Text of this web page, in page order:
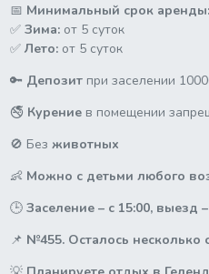
📅 Минимальный срок аренды:
✅ Зима:от 5 суток
✅ Лето:от 5 суток
🔑 Депозитпри заселении
🚭 Курениев помещении
🚫 Без животных
👶 Можно с детьми любого
🕒 Заселение – с 15:00, выезд
📌 №455. Осталось несколько